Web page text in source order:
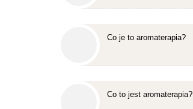
Co je to aromaterapia?
Co to jest aromaterapia?